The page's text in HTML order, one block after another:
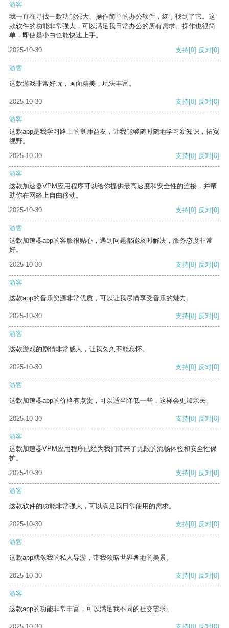
游客
我一直在寻找一款功能强大、操作简单的办公软件，终于找到了它。这
款软件的功能非常强大，可以满足我日常办公的所有需求。操作也很简
单，即使是小白也能快速上手。
2025-10-30
支持[0] 反对[0]
游客
这款游戏非常好玩，画面精美，玩法丰富。
2025-10-30 支持[0] 反对[0]
游客
这款app是我学习路上的良师益友，让我能够随时随地学习新知识，拓宽
视野。
2025-10-30
支持[0] 反对[0]
游客
这款加速器VPM应用程序可以给你提供最高速度和安全性的连接，并帮
助你在网络上自由移动。
2025-10-30
支持[0] 反对[0]
游客
这款加速器app的客服很贴心，遇到问题都能及时解决，服务态度非常
好。
2025-10-30
支持[0] 反对[0]
游客
这款app的音乐资源非常优质，可以让我尽情享受音乐的魅力。
2025-10-30 支持[0] 反对[0]
游客
这款游戏的剧情非常感人，让我久久不能忘怀。
2025-10-30 支持[0] 反对[0]
游客
这款加速器app的价格有点贵，可以适当降低一些，这样会更加亲民。
2025-10-30 支持[0] 反对[0]
游客
这款加速器VPM应用程序已经为我们带来了无限的流畅体验和安全性保
护。
2025-10-30
支持[0] 反对[0]
游客
这款软件的功能非常强大，可以满足我日常使用的需求。
2025-10-30 支持[0] 反对[0]
游客
这款app就像我的私人导游，带我领略世界各地的美景。
2025-10-30 支持[0] 反对[0]
游客
这款app的功能非常丰富，可以满足我不同的社交需求。